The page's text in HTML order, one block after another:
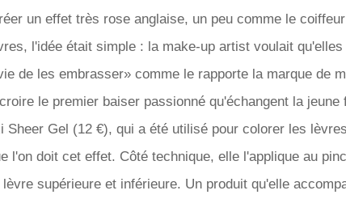
un effet très rose anglaise, un peu comme le
l'idée était simple : la make-up artist voulait
de les embrasser» comme le rapporte la marque de
le premier baiser passionné qu'échangent la
Sheer Gel (12 €), qui a été utilisé pour colorer les
l'on doit cet effet. Côté technique, elle l'applique au
supérieure et inférieure. Un produit qu'elle